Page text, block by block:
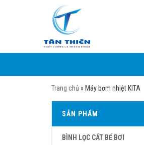
Trang chủ » Máy bơm nhiệt KITA
SẢN PHẨM
BÌNH LỌC CÁT BỂ BƠI